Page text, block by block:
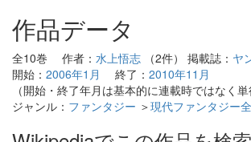
作品データ
全10巻 作者： 水上悟志 （2件） 掲載誌： ヤ
開始： 2006年1月 終了： 2010年11月
（開始・終了年月は基本的に連載時ではなく単
ジャンル： ファンタジー ＞現代ファンタジー